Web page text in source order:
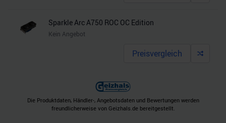
Sparkle Arc A750 ROC OC Edition
Kein Angebot
Preisvergleich
Die Produktdaten, Händler-, Angebotsdaten und Bewertungen werden
freundlicherweise von Geizhals.de bereitgestellt.